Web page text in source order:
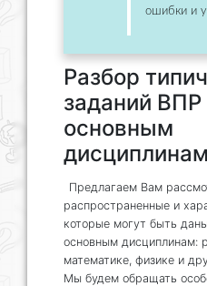
ошибки и
Разбор
заданий ВПР
основным
дисциплинам
Предлагаем Вам
распространенные и
которые могут быть
основным дисциплинам:
математике, физике и
Мы будем обращать